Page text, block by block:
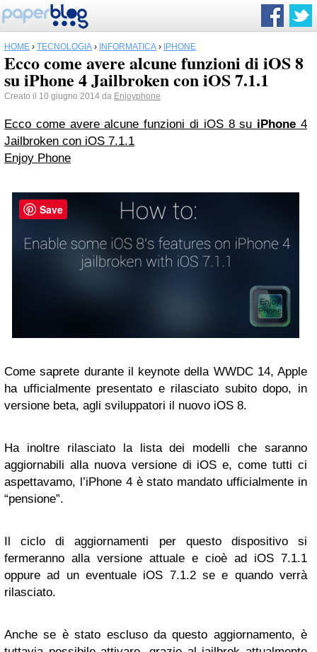
HOME › TECNOLOGIA › INFORMATICA › IPHONE
Ecco come avere alcune funzioni di iOS 8
su iPhone 4 Jailbroken con iOS 7.1.1
Creato il 10 giugno 2014 da Enjoyphone
Ecco come avere alcune funzioni di iOS 8 su iPhone 4
Jailbroken con iOS 7.1.1
Enjoy Phone
Come saprete durante il keynote della WWDC 14, Apple
ha ufficialmente presentato e rilasciato subito dopo, in
versione beta, agli sviluppatori il nuovo iOS 8.
Ha inoltre rilasciato la lista dei modelli che saranno
aggiornabili alla nuova versione di iOS e, come tutti ci
aspettavamo, l’iPhone 4 è stato mandato ufficialmente in
“pensione”.
Il ciclo di aggiornamenti per questo dispositivo si
fermeranno alla versione attuale e cioè ad iOS 7.1.1
oppure ad un eventuale iOS 7.1.2 se e quando verrà
rilasciato.
Anche se è stato escluso da questo aggiornamento, è
Save